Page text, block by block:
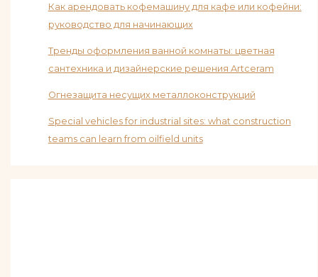
Как арендовать кофемашину для кафе или кофейни:
руководство для начинающих
Тренды оформления ванной комнаты: цветная
сантехника и дизайнерские решения Artceram
Огнезащита несущих металлоконструкций
Special vehicles for industrial sites: what construction
teams can learn from oilfield units